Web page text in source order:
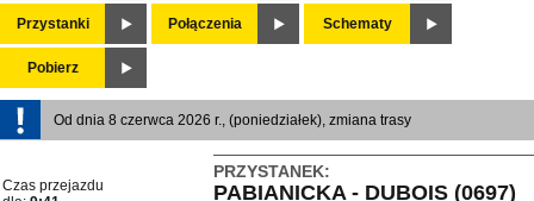
Przystanki Połączenia Schematy
Pobierz
Od dnia 8 czerwca 2026 r., (poniedziałek), zmiana trasy
PRZYSTANEK:
PABIANICKA - DUBOIS (0697)
Czas przejazdu